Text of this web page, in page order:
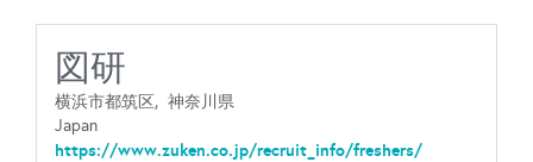
図研
横浜市都筑区, 神奈川県
Japan
https://www.zuken.co.jp/recruit_info/freshers/